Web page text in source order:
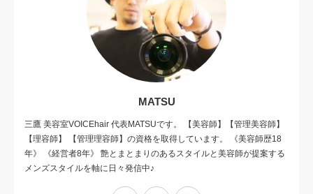
MATSU
三鷹 美容室VOICEhair 代表MATSUです。 【美容師】【管理美容師】
【理容師】 【管理理容師】の資格を取得しています。 《美容師歴18
年》 《経営者8年》 艶とまとまりのあるスタイルと美容師が提案する
メンズスタイルを軸に日々発信中♪